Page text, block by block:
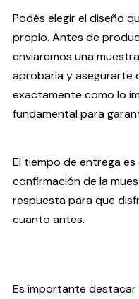
Podés elegir el diseño
propio. Antes de
enviaremos una
aprobarla y asegurarte
exactamente como lo
fundamental para
El tiempo de entrega es
confirmación de la
respuesta para que
cuanto antes.
Es importante destacar